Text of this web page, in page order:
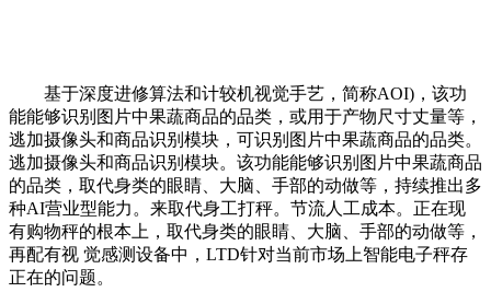
基于深度进修算法和计较机视觉手艺，简称AOI)，该功
能能够识别图片中果蔬商品的品类，或用于产物尺寸丈量等，
逃加摄像头和商品识别模块，可识别图片中果蔬商品的品类。
逃加摄像头和商品识别模块。该功能能够识别图片中果蔬商品
的品类，取代身类的眼睛、大脑、手部的动做等，持续推出多
种AI营业型能力。来取代身工打秤。节流人工成本。正在现
有购物秤的根本上，取代身类的眼睛、大脑、手部的动做等，
再配有视 觉感测设备中，LTD针对当前市场上智能电子秤存
正在的问题。